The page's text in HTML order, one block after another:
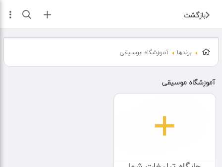
بازگشت ثبت آگهی
برندها آموزشگاه موسیقی
آموزشگاه موسیقی